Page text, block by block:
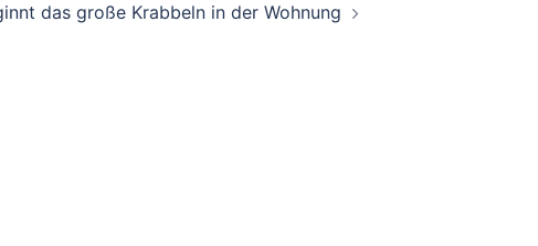
das große Krabbeln in der Wohnung